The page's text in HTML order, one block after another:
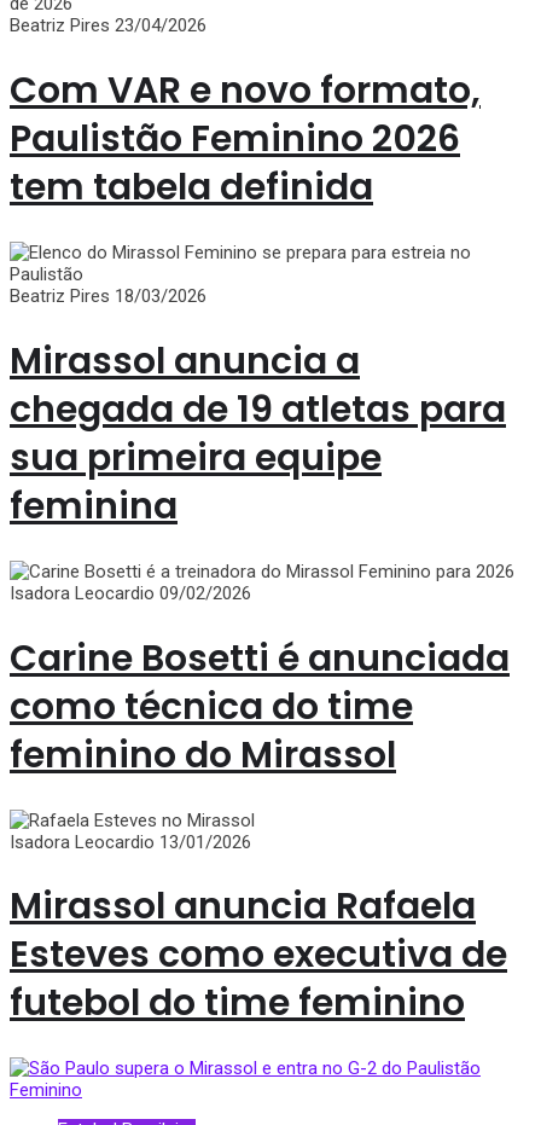
Beatriz Pires 23/04/2026
Com VAR e novo formato,
Paulistão Feminino 2026
tem tabela definida
Beatriz Pires 18/03/2026
Mirassol anuncia a
chegada de 19 atletas para
sua primeira equipe
feminina
Isadora Leocardio 09/02/2026
Carine Bosetti é anunciada
como técnica do time
feminino do Mirassol
Isadora Leocardio 13/01/2026
Mirassol anuncia Rafaela
Esteves como executiva de
futebol do time feminino